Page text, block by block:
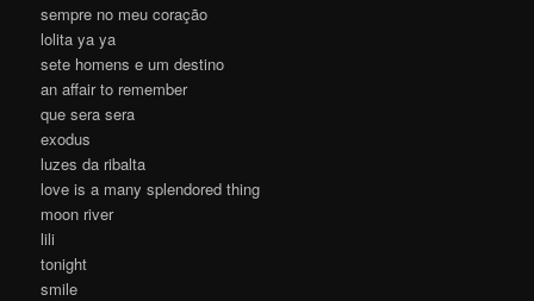
sempre no meu coração
lolita ya ya
sete homens e um destino
an affair to remember
que sera sera
exodus
luzes da ribalta
love is a many splendored thing
moon river
lili
tonight
smile